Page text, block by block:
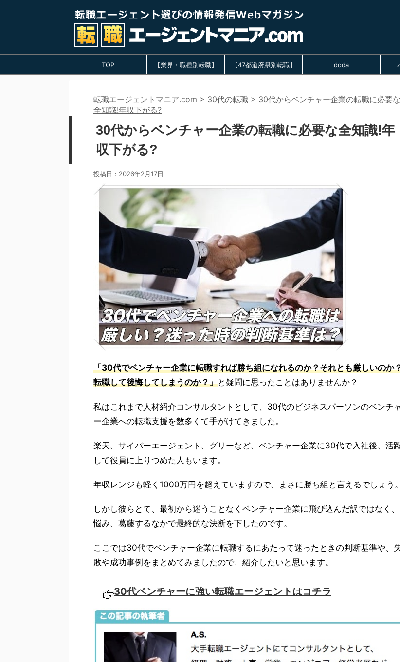
TOP 【業界・職種別転職】 【47都道府県別転職】 doda
転職エージェントマニア.com > 30代の転職 > 30代からベンチャー企業の転職に必要な
全知識!年収下がる?
30代からベンチャー企業の転職に必要な全知識!年
収下がる?
投稿日： 2026年2月17日
「30代でベンチャー企業に転職すれば勝ち組になれるのか？それとも厳しいのか
転職して後悔してしまうのか？」と疑問に思ったことはありませんか？
私はこれまで人材紹介コンサルタントとして、30代のビジネスパーソンのベンチ
ー企業への転職支援を数多くて手がけてきました。
楽天、サイバーエージェント、グリーなど、ベンチャー企業に30代で入社後、活
して役員に上りつめた人もいます。
年収レンジも軽く1000万円を超えていますので、まさに勝ち組と言えるでしょう。
しかし彼らとて、最初から迷うことなくベンチャー企業に飛び込んだ訳ではなく、
悩み、葛藤するなかで最終的な決断を下したのです。
ここでは30代でベンチャー企業に転職するにあたって迷ったときの判断基準や、
敗や成功事例をまとめてみましたので、紹介したいと思います。
30代ベンチャーに強い転職エージェントはコチラ